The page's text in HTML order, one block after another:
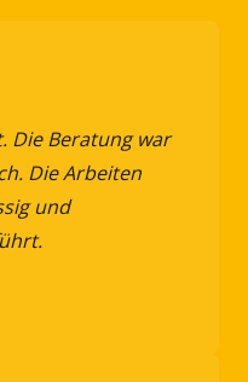
Die Beratung war
Die Arbeiten
und